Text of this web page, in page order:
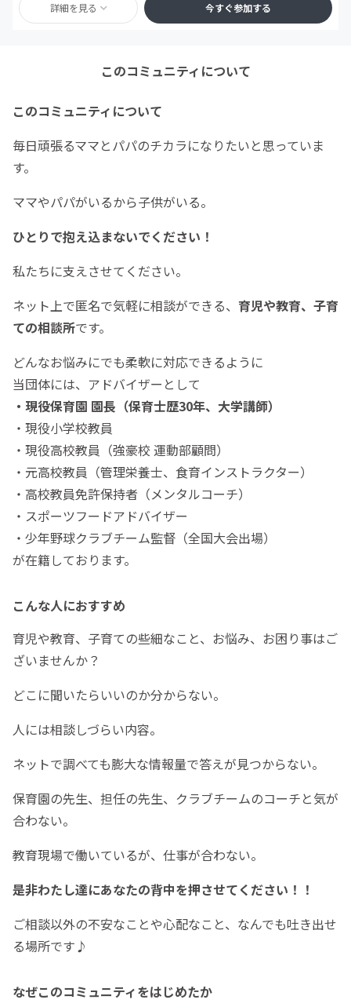
詳細を見る 今すぐ参加する
このコミュニティについて
このコミュニティについて
毎日頑張るママとパパのチカラになりたいと思っていま
す。
ママやパパがいるから子供がいる。
ひとりで抱え込まないでください！
私たちに支えさせてください。
ネット上で匿名で気軽に相談ができる、 育児や教育、子育
ての相談所です。
どんなお悩みにでも柔軟に対応できるように
当団体には、アドバイザーとして
・現役保育園 園長（保育士歴30年、大学講師）
・現役小学校教員
・現役高校教員（強豪校 運動部顧問）
・元高校教員（管理栄養士、食育インストラクター）
・高校教員免許保持者（メンタルコーチ）
・スポーツフードアドバイザー
・少年野球クラブチーム監督（全国大会出場）
が在籍しております。
こんな人におすすめ
育児や教育、子育ての些細なこと、お悩み、お困り事はご
ざいませんか？
どこに聞いたらいいのか分からない。
人には相談しづらい内容。
ネットで調べても膨大な情報量で答えが見つからない。
保育園の先生、担任の先生、クラブチームのコーチと気が
合わない。
教育現場で働いているが、仕事が合わない。
是非わたし達にあなたの背中を押させてください！！
ご相談以外の不安なことや心配なこと、なんでも吐き出せ
る場所です♪
なぜこのコミュニティをはじめたか